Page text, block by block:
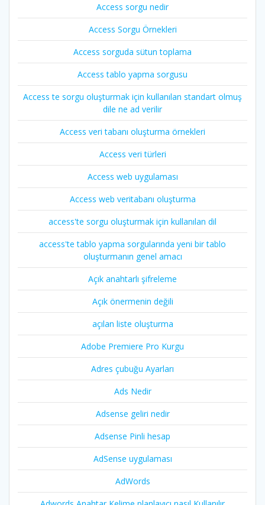
Access sorgu nedir
Access Sorgu Örnekleri
Access sorguda sütun toplama
Access tablo yapma sorgusu
Access te sorgu oluşturmak için kullanılan standart olmuş
dile ne ad verilir
Access veri tabanı oluşturma örnekleri
Access veri türleri
Access web uygulaması
Access web veritabanı oluşturma
access'te sorgu oluşturmak için kullanılan dil
access'te tablo yapma sorgularında yeni bir tablo
oluşturmanın genel amacı
Açık anahtarlı şifreleme
Açık önermenin değili
açılan liste oluşturma
Adobe Premiere Pro Kurgu
Adres çubuğu Ayarları
Ads Nedir
Adsense geliri nedir
Adsense Pinli hesap
AdSense uygulaması
AdWords